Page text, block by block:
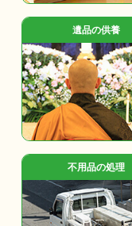
遺品の供養
不用品の処理